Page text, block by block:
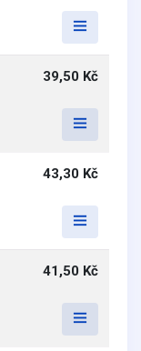
39,50 Kč
43,30 Kč
41,50 Kč